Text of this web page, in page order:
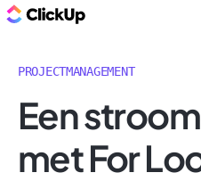
PROJECTMANAGEMENT
Een
met For